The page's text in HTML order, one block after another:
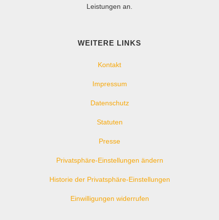
Leistungen an.
WEITERE LINKS
Kontakt
Impressum
Datenschutz
Statuten
Presse
Privatsphäre-Einstellungen ändern
Historie der Privatsphäre-Einstellungen
Einwilligungen widerrufen